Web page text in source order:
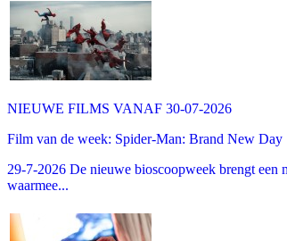
NIEUWE FILMS VANAF 30-07-2026
Film van de week: Spider-Man: Brand New Day
29-7-2026 De nieuwe bioscoopweek brengt
waarmee...